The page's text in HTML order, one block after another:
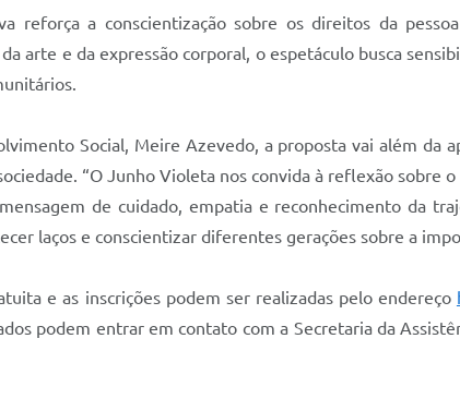
reforça a conscientização sobre os direitos da
arte e da expressão corporal, o espetáculo busca
Social, Meire Azevedo, a proposta vai além
“O Junho Violeta nos convida à reflexão sobre
de cuidado, empatia e reconhecimento da
laços e conscientizar diferentes gerações sobre a
e as inscrições podem ser realizadas pelo endereço
podem entrar em contato com a Secretaria da